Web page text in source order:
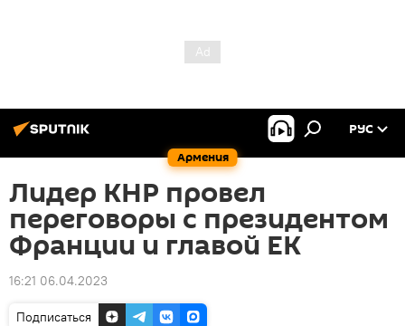
Армения
РУС
Лидер КНР провел
переговоры с президентом
Франции и главой ЕК
16:21 06.04.2023
Подписаться